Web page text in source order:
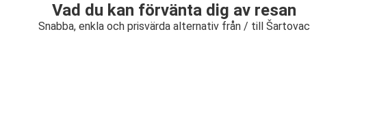
Vad du kan förvänta dig av resan
Snabba, enkla och prisvärda alternativ från / till Šartovac